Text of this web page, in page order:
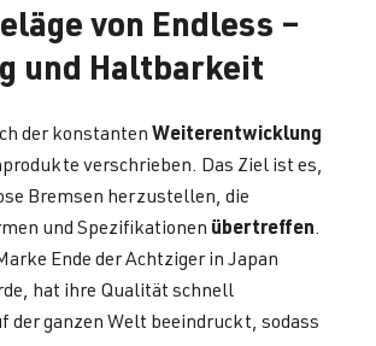
von Endless –
und Haltbarkeit
der konstanten Weiterentwicklung
verschrieben. Das Ziel ist es,
Bremsen herzustellen, die
und Spezifikationen übertreffen.
Ende der Achtziger in Japan
hat ihre Qualität schnell
der ganzen Welt beeindruckt, sodass